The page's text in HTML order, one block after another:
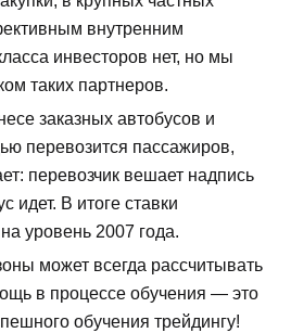
внутренним
инвесторов нет, но мы
таких партнеров.
заказных автобусов и
перевозится пассажиров,
перевозчик вешает надпись
идет. В итоге ставки
уровень 2007 года.
может всегда рассчитывать
в процессе обучения — это
обучения трейдингу!